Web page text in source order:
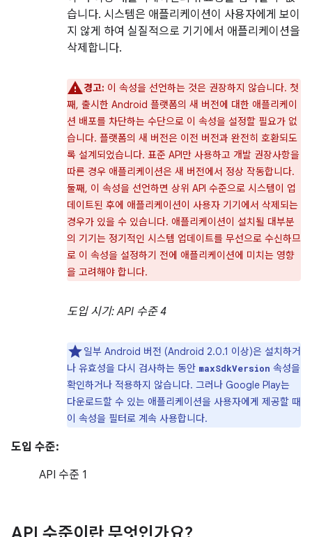
습니다. 시스템은 애플리케이션이 사용자에게 보이
지 않게 하여 실질적으로 기기에서 애플리케이션을
삭제합니다.
경고: 이 속성을 선언하는 것은 권장하지 않습니다. 첫
째, 출시한 Android 플랫폼의 새 버전에 대한 애플리케이
션 배포를 차단하는 수단으로 이 속성을 설정할 필요가 없
습니다. 플랫폼의 새 버전은 이전 버전과 완전히 호환되도
록 설계되었습니다. 표준 API만 사용하고 개발 권장사항을
따른 경우 애플리케이션은 새 버전에서 정상 작동합니다.
둘째, 이 속성을 선언하면 상위 API 수준으로 시스템이 업
데이트된 후에 애플리케이션이 사용자 기기에서 삭제되는
경우가 있을 수 있습니다. 애플리케이션이 설치될 대부분
의 기기는 정기적인 시스템 업데이트를 무선으로 수신하므
로 이 속성을 설정하기 전에 애플리케이션에 미치는 영향
을 고려해야 합니다.
도입 시기: API 수준 4
일부 Android 버전 (Android 2.0.1 이상)은 설치하거
나 유효성을 다시 검사하는 동안 maxSdkVersion 속성을
확인하거나 적용하지 않습니다. 그러나 Google Play는
다운로드할 수 있는 애플리케이션을 사용자에게 제공할 때
이 속성을 필터로 계속 사용합니다.
도입 수준:
API 수준 1